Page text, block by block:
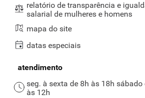
relatório de transparência e
salarial de mulheres e homens
mapa do site
datas especiais
atendimento
seg. à sexta de 8h às 18h sábado
às 12h